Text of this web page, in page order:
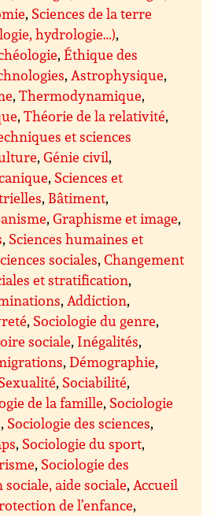
, Sciences de la terre
hydrologie…),
,Éthique des
, Astrophysique,
,Thermodynamique,
,Théorie de la relativité,
et sciences
,Génie civil,
, Sciences et
, Bâtiment,
,Graphisme et image,
, Sciences humaines et
sociales,Changement
et stratification,
, Addiction,
, Sociologie du genre,
sociale, Inégalités,
,Démographie,
, Sociabilité,
de la famille, Sociologie
, Sociologie des sciences,
, Sociologie du sport,
, Sociologie des
sociale, aide sociale, Accueil
de l’enfance,